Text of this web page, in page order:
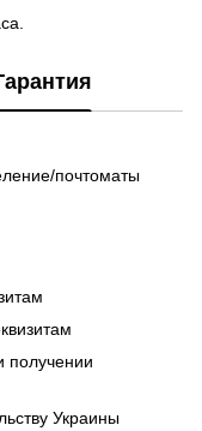
почтоматы
получении
Украины